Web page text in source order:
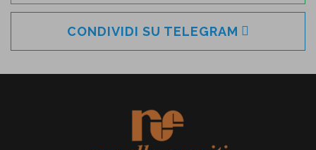
CONDIVIDI SU TELEGRAM